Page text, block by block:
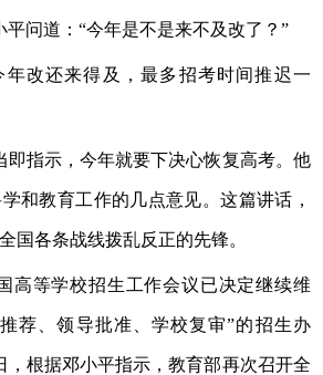
平问道：“今年是不是来不及改了？”
年改还来得及，最多招考时间推迟一
即指示，今年就要下决心恢复高考。他
和教育工作的几点意见。这篇讲话，
国各条战线拨乱反正的先锋。
高等学校招生工作会议已决定继续维
荐、领导批准、学校复审”的招生办
，根据邓小平指示，教育部再次召开全